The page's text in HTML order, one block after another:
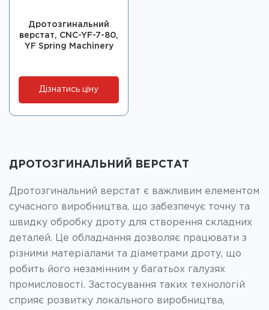
Дротозгинальний
верстат, CNC-YF-7-80,
YF Spring Machinery
Дізнатись ціну
ДРОТОЗГИНАЛЬНИЙ ВЕРСТАТ
Дротозгинальний верстат є важливим елементом
сучасного виробництва, що забезпечує точну та
швидку обробку дроту для створення складних
деталей. Це обладнання дозволяє працювати з
різними матеріалами та діаметрами дроту, що
робить його незамінним у багатьох галузях
промисловості. Застосування таких технологій
сприяє розвитку локального виробництва,